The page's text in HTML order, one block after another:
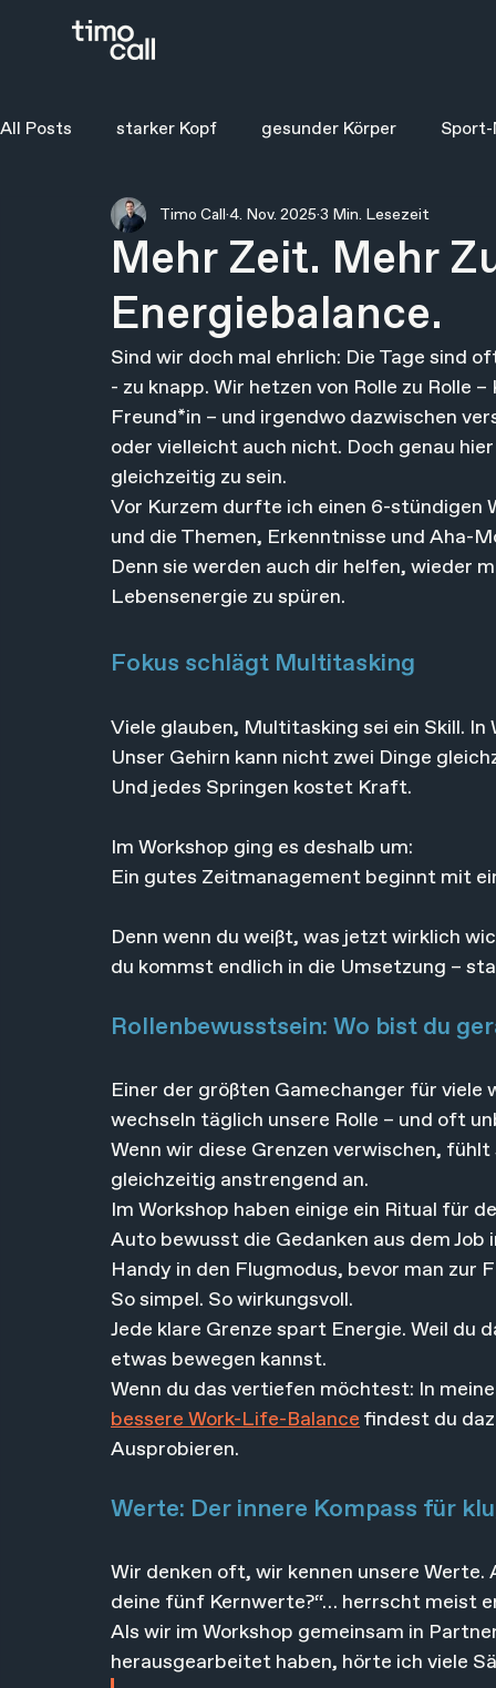
All Posts starker Kopf gesunder Körper
Mehr Zeit. Mehr
Energiebalance.
Timo Call 4. Nov. 2025 3 Min. Lesezeit
Sind wir doch mal ehrlich: Die Tage sind
- zu knapp. Wir hetzen von Rolle zu
Freund*in – und irgendwo dazwischen
oder vielleicht auch nicht. Doch genau
gleichzeitig zu sein.
Vor Kurzem durfte ich einen 6-stündigen
und die Themen, Erkenntnisse und Aha-
Denn sie werden auch dir helfen, wieder
Lebensenergie zu spüren.
Fokus schlägt Multitasking
Viele glauben, Multitasking sei ein Skill.
Unser Gehirn kann nicht zwei Dinge
Und jedes Springen kostet Kraft.
Im Workshop ging es deshalb um:
Ein gutes Zeitmanagement beginnt mit
Denn wenn du weißt, was jetzt wirklich
du kommst endlich in die Umsetzung –
Rollenbewusstsein: Wo bist du
Einer der größten Gamechanger für viele
wechseln täglich unsere Rolle – und oft
Wenn wir diese Grenzen verwischen,
gleichzeitig anstrengend an.
Im Workshop haben einige ein Ritual für
Auto bewusst die Gedanken aus dem
Handy in den Flugmodus, bevor man zur
So simpel. So wirkungsvoll.
Jede klare Grenze spart Energie. Weil du
etwas bewegen kannst.
Wenn du das vertiefen möchtest: In
bessere Work-Life-Balance findest du
Ausprobieren.
Werte: Der innere Kompass für
Wir denken oft, wir kennen unsere
deine fünf Kernwerte?“… herrscht meist
Als wir im Workshop gemeinsam in
herausgearbeitet haben, hörte ich viele